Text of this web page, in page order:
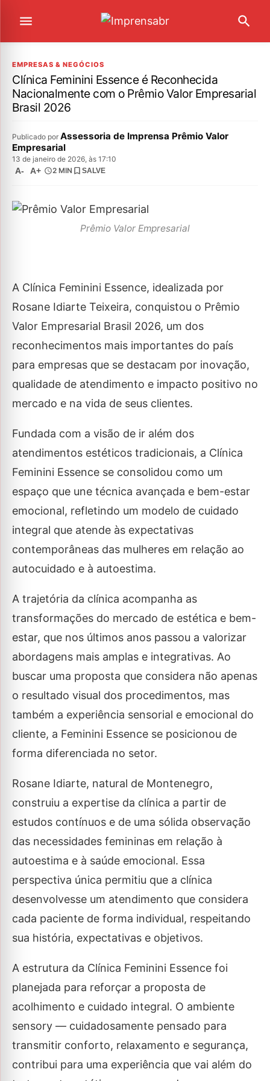
EMPRESAS & NEGÓCIOS
Clínica Feminini Essence é Reconhecida
Nacionalmente com o Prêmio Valor Empresarial
Brasil 2026
Publicado por Assessoria de Imprensa Prêmio Valor
Empresarial
13 de janeiro de 2026, às 17:10
A- A+ 2 MIN SALVE
Prêmio Valor Empresarial
A Clínica Feminini Essence, idealizada por
Rosane Idiarte Teixeira, conquistou o Prêmio
Valor Empresarial Brasil 2026, um dos
reconhecimentos mais importantes do país
para empresas que se destacam por inovação,
qualidade de atendimento e impacto positivo no
mercado e na vida de seus clientes.
Fundada com a visão de ir além dos
atendimentos estéticos tradicionais, a Clínica
Feminini Essence se consolidou como um
espaço que une técnica avançada e bem-estar
emocional, refletindo um modelo de cuidado
integral que atende às expectativas
contemporâneas das mulheres em relação ao
autocuidado e à autoestima.
A trajetória da clínica acompanha as
transformações do mercado de estética e bem-
estar, que nos últimos anos passou a valorizar
abordagens mais amplas e integrativas. Ao
buscar uma proposta que considera não apenas
o resultado visual dos procedimentos, mas
também a experiência sensorial e emocional do
cliente, a Feminini Essence se posicionou de
forma diferenciada no setor.
Rosane Idiarte, natural de Montenegro,
construiu a expertise da clínica a partir de
estudos contínuos e de uma sólida observação
das necessidades femininas em relação à
autoestima e à saúde emocional. Essa
perspectiva única permitiu que a clínica
desenvolvesse um atendimento que considera
cada paciente de forma individual, respeitando
sua história, expectativas e objetivos.
A estrutura da Clínica Feminini Essence foi
planejada para reforçar a proposta de
acolhimento e cuidado integral. O ambiente
sensory — cuidadosamente pensado para
transmitir conforto, relaxamento e segurança,
contribui para uma experiência que vai além do